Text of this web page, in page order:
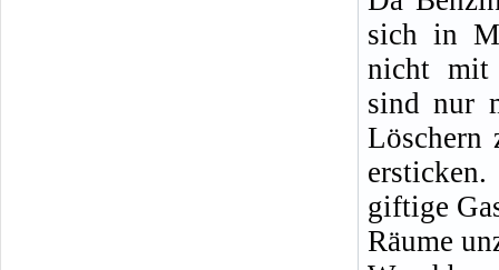
sich in
nicht mit
sind nur
Löschern
giftige
Räume